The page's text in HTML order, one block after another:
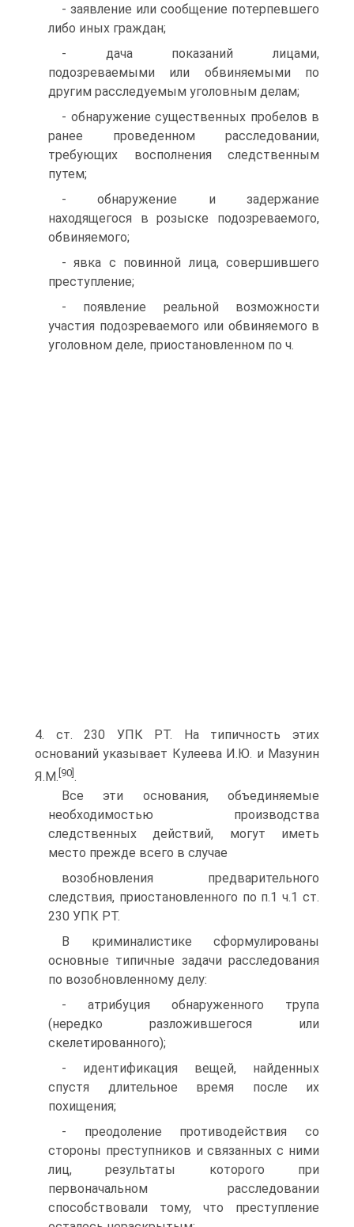
- заявление или сообщение потерпевшего
либо иных граждан;
- дача показаний лицами,
подозреваемыми или обвиняемыми по
другим расследуемым уголовным делам;
- обнаружение существенных пробелов в
ранее проведенном расследовании,
требующих восполнения следственным
путем;
- обнаружение и задержание
находящегося в розыске подозреваемого,
обвиняемого;
- явка с повинной лица, совершившего
преступление;
- появление реальной возможности
участия подозреваемого или обвиняемого в
уголовном деле, приостановленном по ч.
4. ст. 230 УПК РТ. На типичность этих
оснований указывает Кулеева И.Ю. и Мазунин
Я.М. [90].
Все эти основания, объединяемые
необходимостью производства
следственных действий, могут иметь
место прежде всего в случае
возобновления предварительного
следствия, приостановленного по п.1 ч.1 ст.
230 УПК РТ.
В криминалистике сформулированы
основные типичные задачи расследования
по возобновленному делу:
- атрибуция обнаруженного трупа
(нередко разложившегося или
скелетированного);
- идентификация вещей, найденных
спустя длительное время после их
похищения;
- преодоление противодействия со
стороны преступников и связанных с ними
лиц, результаты которого при
первоначальном расследовании
способствовали тому, что преступление